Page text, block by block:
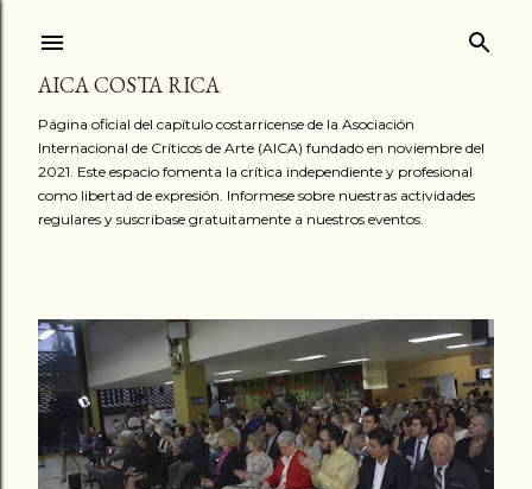
AICA COSTA RICA
Página oficial del capítulo costarricense de la Asociación
Internacional de Críticos de Arte (AICA) fundado en noviembre del
2021. Este espacio fomenta la crítica independiente y profesional
como libertad de expresión. Informese sobre nuestras actividades
regulares y suscribase gratuitamente a nuestros eventos.
E
n
t